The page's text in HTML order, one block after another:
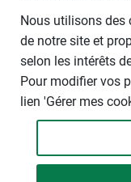
Contenance
6,19 €
Nous utilisons des
de notre site et
selon les intérêts
Pour modifier vos
lien 'Gérer mes